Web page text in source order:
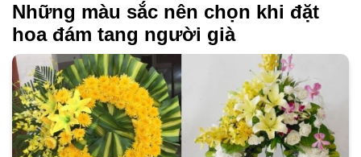
Những màu sắc nên chọn khi đặt
hoa đám tang người già